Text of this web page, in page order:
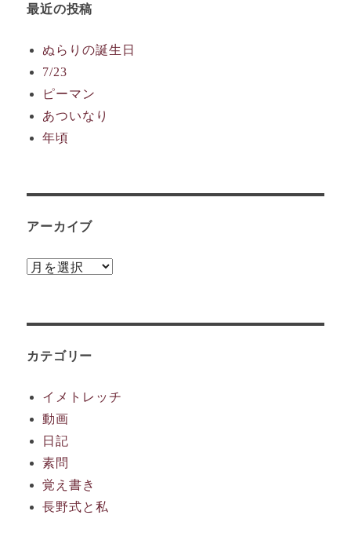
最近の投稿
ぬらりの誕生日
7/23
ピーマン
あついなり
年頃
アーカイブ
ア
ブ
カテゴリー
イメトレッチ
動画
日記
素問
覚え書き
長野式と私